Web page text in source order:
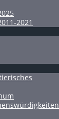
2021